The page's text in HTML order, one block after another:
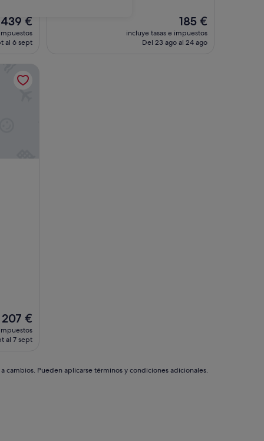
El
precio
actual
439 €
al 6 sept
El
precio
actual
185 €
incluye tasas e impuestos
Del 23 ago al 24 ago
El
precio
actual
207 €
207 €
al 7 sept
cambios. Pueden aplicarse términos y condiciones adicionales.